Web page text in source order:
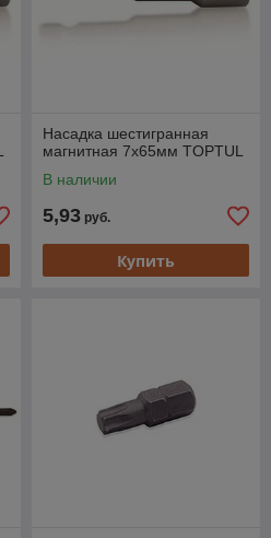
Насадка шестигранная
магнитная 7х65мм TOPTUL
В наличии
5,93 руб.
Купить